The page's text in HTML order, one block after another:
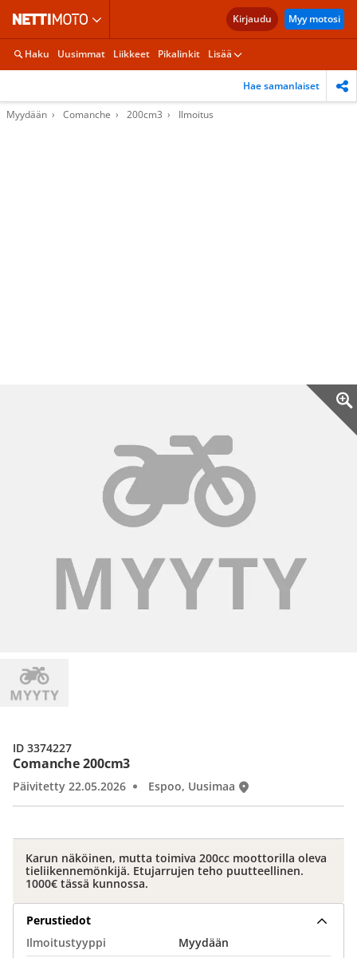
Kirjaudu Myy motosi
Haku Uusimmat Liikkeet Pikalinkit Lisää
Hae samanlaiset
Myydään Comanche 200cm3 Ilmoitus
Comanche 200cm3
Päivitetty 22.05.2026 Espoo, Uusimaa
ID 3374227
Karun näköinen, mutta toimiva 200cc moottorilla oleva
tieliikennemönkijä. Etujarrujen teho puutteellinen.
1000€ tässä kunnossa.
Perustiedot
Ilmoitustyyppi
Myydään